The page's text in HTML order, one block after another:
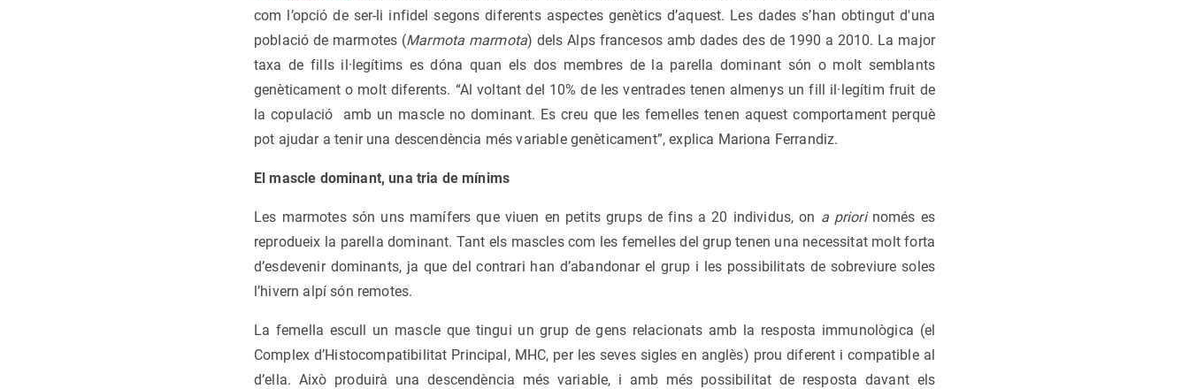
com l’opció de ser-li infidel segons diferents aspectes genètics d’aquest. Les dades s’han obtingut d'una
població de marmotes (Marmota marmota) dels Alps francesos amb dades des de 1990 a 2010. La major
taxa de fills il·legítims es dóna quan els dos membres de la parella dominant són o molt semblants
genèticament o molt diferents. “Al voltant del 10% de les ventrades tenen almenys un fill il·legítim fruit de
la copulació amb un mascle no dominant. Es creu que les femelles tenen aquest comportament perquè
pot ajudar a tenir una descendència més variable genèticament”, explica Mariona Ferrandiz.
El mascle dominant, una tria de mínims
Les marmotes són uns mamífers que viuen en petits grups de fins a 20 individus, on a priorinomés es
reprodueix la parella dominant. Tant els mascles com les femelles del grup tenen una necessitat molt forta
d’esdevenir dominants, ja que del contrari han d’abandonar el grup i les possibilitats de sobreviure soles
l’hivern alpí són remotes.
La femella escull un mascle que tingui un grup de gens relacionats amb la resposta immunològica (el
Complex d’Histocompatibilitat Principal, MHC, per les seves sigles en anglès) prou diferent i compatible al
d’ella. Això produirà una descendència més variable, i amb més possibilitat de resposta davant els